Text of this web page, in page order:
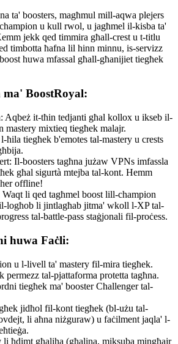
ta' boosters, magħmul mill-aqwa plejers
u kull rwol, u jagħmel il-kisba ta'
jekk qed timmira għall-crest u t-titlu
timbotta ħafna lil hinn minnu, is-servizz
huwa mfassal għall-għanijiet tiegħek
ma' BoostRoyal:
it-tħin tedjanti għal kollox u ikseb il-
mastery mixtieq tiegħek malajr.
tiegħek b'emotes tal-mastery u crests
Il-boosters tagħna jużaw VPNs imfassla
għal sigurtà mtejba tal-kont. Hemm
offline!
li qed tagħmel boost lill-champion
logħob li jintlagħab jitma' wkoll l-XP tal-
tal-battle-pass staġjonali fil-proċess.
huwa Faċli:
u l-livell ta' mastery fil-mira tiegħek.
permezz tal-pjattaforma protetta tagħna.
tiegħek ma' booster Challenger tal-
jidħol fil-kont tiegħek (bl-użu tal-
li aħna niżguraw) u faċilment jaqla' l-
ħdimt għaliha (għalina, miksuba mingħajr